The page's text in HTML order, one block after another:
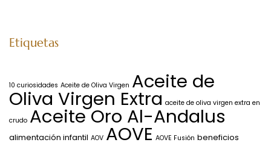
Etiquetas
10 curiosidades Aceite de Oliva Virgen Aceite de
Oliva Virgen Extra aceite de oliva virgen extra en
crudo Aceite Oro Al-Andalus
alimentación infantil AOV AOVE AOVE Fusión beneficios